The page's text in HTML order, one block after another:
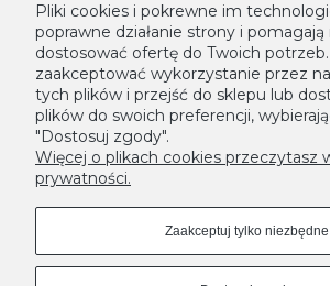
NEWSLETTER
Podaj swój adres e-mail, jeżeli chcesz
nowościach i promocjach.
Zapisz
Pliki cookies i pokrewne im
poprawne działanie strony i pomagają
dostosować ofertę do Twoich
zaakceptować wykorzystanie przez
tych plików i przejść do sklepu lub
plików do swoich preferencji,
"Dostosuj zgody".
Więcej o plikach cookies przeczytasz
prywatności.
Zaakceptuj tylko niezbędne